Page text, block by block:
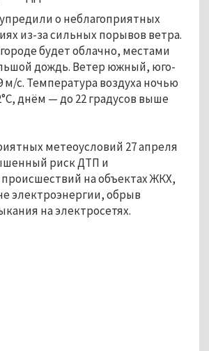
о неблагоприятных
из-за сильных порывов ветра.
будет облачно, местами
дождь. Ветер южный, юго-
м/с. Температура воздуха ночью
днём — до 22 градусов выше
метеоусловий 27 апреля
риск ДТП и
на объектах ЖКХ,
электроэнергии, обрыв
на электросетях.